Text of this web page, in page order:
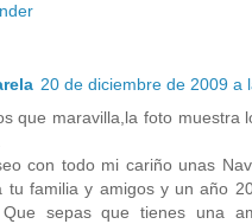
20 de diciembre de 2009 a
que maravilla,la foto muestra
con todo mi cariño unas
tu familia y amigos y un año
Que sepas que tienes una